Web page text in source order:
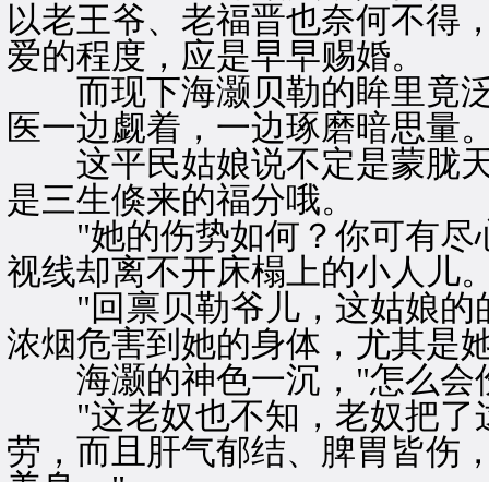
以老王爷、老福晋也奈何不得
爱的程度，应是早早赐婚。
而现下海灏贝勒的眸里竟
医一边觑着，一边琢磨暗思量
这平民姑娘说不定是蒙胧天
是三生倏来的福分哦。
"她的伤势如何？你可有尽
视线却离不开床榻上的小人儿
"回禀贝勒爷儿，这姑娘的
浓烟危害到她的身体，尤其是
海灏的神色一沉，"怎么会
"这老奴也不知，老奴把了
劳，而且肝气郁结、脾胃皆伤